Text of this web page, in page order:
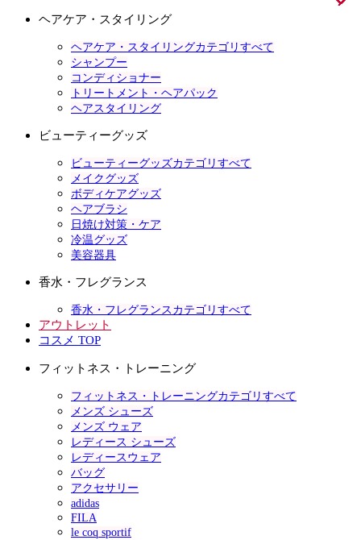
ヘアケア・スタイリング
ヘアケア・スタイリングカテゴリすべて
シャンプー
コンディショナー
トリートメント・ヘアパック
ヘアスタイリング
ビューティーグッズ
ビューティーグッズカテゴリすべて
メイクグッズ
ボディケアグッズ
ヘアブラシ
日焼け対策・ケア
冷温グッズ
美容器具
香水・フレグランス
香水・フレグランスカテゴリすべて
アウトレット
コスメ TOP
フィットネス・トレーニング
フィットネス・トレーニングカテゴリすべて
メンズ シューズ
メンズ ウェア
レディース シューズ
レディースウェア
バッグ
アクセサリー
adidas
FILA
le coq sportif